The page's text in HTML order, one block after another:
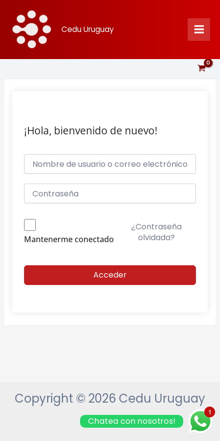
contenido
Cedu Uruguay
¡Hola, bienvenido de nuevo!
Mantenerme conectado
¿Contraseña
olvidada?
Acceder
Copyright © 2026 Cedu Uruguay
1
Chatea con nosotros!